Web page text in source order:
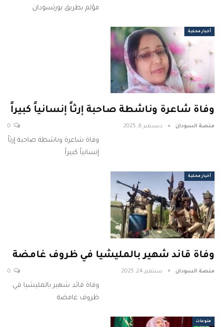
مؤلم بطريق بورتسودان
أخبار محلية
وفاة شاعرة وناشطة صاحبة إرثاً إنسانياً كبيراً
منصة السودان ديسمبر 6, 2025
وفاة شاعرة وناشطة صاحبة إرثاً
إنسانياً كبيراً
أخبار محلية
وفاة قائد شهير بالمليشيا في ظروف غامضة
منصة السودان سبتمبر 24, 2025
وفاة قائد شهير بالمليشيا في
ظروف غامضة
منوعات